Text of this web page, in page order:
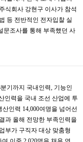
식회사 강현구 이사가 참석
등 전반적인 전자입찰 실
문조사를 통해 부족했던 사
기까지 국내인력, 기능인
인력을 국내 조선 산업에 투
인력 14,000여명을 넘어선
과 올해 전망한 부족인력을
부가 구직자 대상 맞춤형